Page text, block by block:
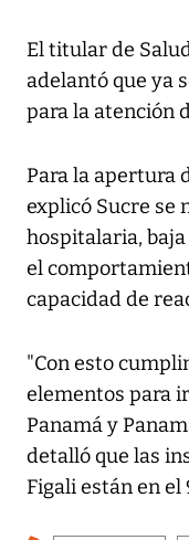
El titular de
adelantó que ya
para la atención
Para la apertura
explicó Sucre se
hospitalaria,
el
capacidad de
"Con esto
elementos para
Panamá y
detalló que las
Figali están en el